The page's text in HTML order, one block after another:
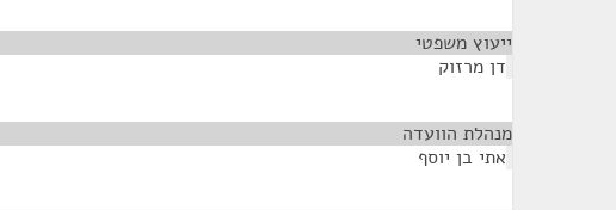
ייעוץ משפטי
דן מרזוק
מנהלת הוועדה
אתי בן יוסף